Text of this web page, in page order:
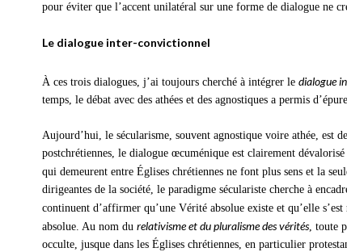
pour éviter que l’accent unilatéral sur une forme de dialogue ne
Le dialogue inter-convictionnel
À ces trois dialogues, j’ai toujours cherché à intégrer le dialogue
temps, le débat avec des athées et des agnostiques a permis
Aujourd’hui, le sécularisme, souvent agnostique voire athée, est
postchrétiennes, le dialogue œcuménique est clairement
qui demeurent entre Églises chrétiennes ne font plus sens et la
dirigeantes de la société, le paradigme séculariste cherche à
continuent d’affirmer qu’une Vérité absolue existe et qu’elle
absolue. Au nom du relativisme et du pluralisme des vérités, toute
occulte, jusque dans les Églises chrétiennes, en particulier